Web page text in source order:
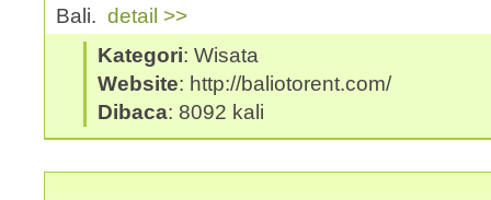
Bali. detail >>
Kategori: Wisata
Website: http://baliotorent.com/
Dibaca: 8092 kali